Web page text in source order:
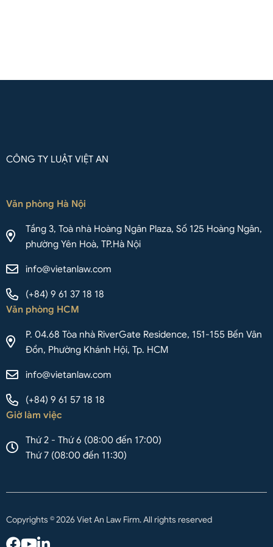
CÔNG TY LUẬT VIỆT AN
Văn phòng Hà Nội
Tầng 3, Toà nhà Hoàng Ngân Plaza, Số 125 Hoàng Ngân,
phường Yên Hoà, TP.Hà Nội
info@vietanlaw.com
(+84) 9 61 37 18 18
Văn phòng HCM
P. 04.68 Tòa nhà RiverGate Residence, 151-155 Bến Vân
Đồn, Phường Khánh Hội, Tp. HCM
info@vietanlaw.com
(+84) 9 61 57 18 18
Giờ làm việc
Thứ 2 - Thứ 6 (08:00 đến 17:00)
Thứ 7 (08:00 đến 11:30)
Copyrights © 2026 Viet An Law Firm. All rights reserved